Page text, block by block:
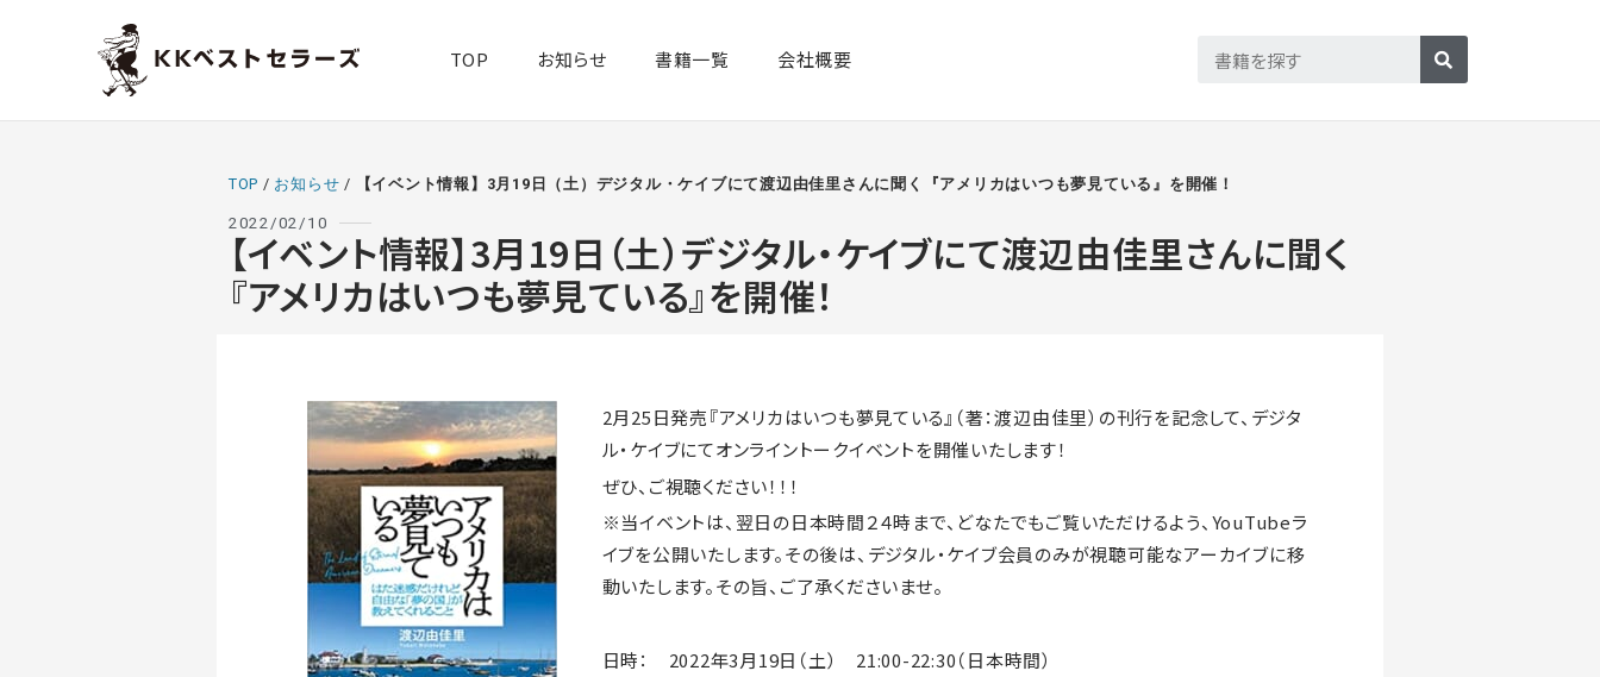
TOP お知らせ 書籍一覧​ 会社概要
TOP / お知らせ / 【イベント情報】3月19日（土）デジタル・ケイブにて渡辺由佳里さんに聞く『アメリカはいつも夢見ている』を開催！
2022/02/10
【イベント情報】3月19日（土）デジタル・ケイブにて渡辺由佳里さんに聞く
『アメリカはいつも夢見ている』を開催！
2月25日発売『アメリカはいつも夢見ている』（著：渡辺由佳里）の刊行を記念して、デジタ
ル・ケイブにてオンライントークイベントを開催いたします！
ぜひ、ご視聴ください！！！
※当イベントは、翌日の日本時間２４時まで、どなたでもご覧いただけるよう、YouTubeラ
イブを公開いたします。その後は、デジタル・ケイブ会員のみが視聴可能なアーカイブに移
動いたします。その旨、ご了承くださいませ。
日時： 2022年3月19日（土） 21:00-22:30（日本時間）